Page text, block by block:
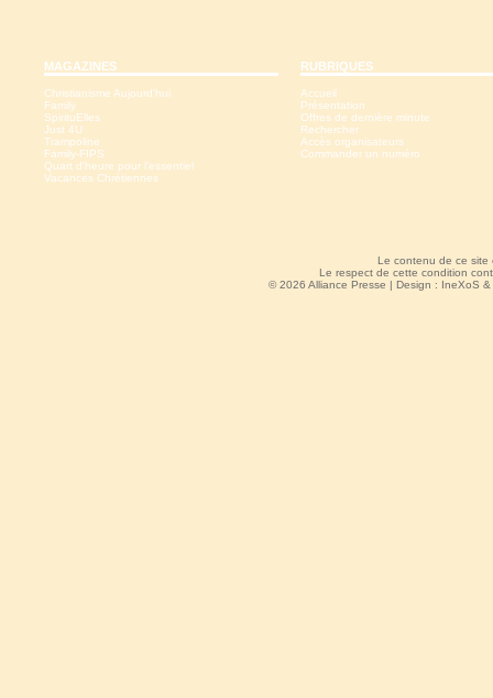
MAGAZINES
Christianisme Aujourd'hui
Family
SpirituElles
Just 4U
Trampoline
Family-FIPS
Quart d'heure pour l'essentiel
Vacances Chrétiennes
RUBRIQUES
Accueil
Présentation
Offres de dernière minute
Rechercher
Accès organisateurs
Commander un numéro
Le contenu de ce site
Le respect de cette condition
© 2026 Alliance Presse | Design : IneXoS &